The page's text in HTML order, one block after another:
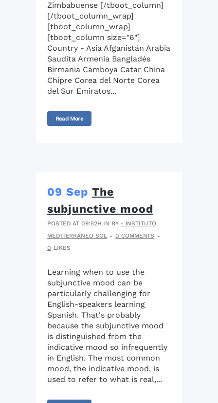
Zimbabuense [/tboot_column]
[/tboot_column_wrap]
[tboot_column_wrap]
[tboot_column size="6"]
Country - Asia Afganistán Arabia
Saudita Armenia Bangladés
Birmania Camboya Catar China
Chipre Corea del Norte Corea
del Sur Emiratos...
Read More
09 Sep The
subjunctive mood
POSTED AT 09:52H IN BY - INSTITUTO
MEDITERRÁNEO SOL
0 COMMENTS
0 LIKES
Learning when to use the
subjunctive mood can be
particularly challenging for
English-speakers learning
Spanish. That's probably
because the subjunctive mood
is distinguished from the
indicative mood so infrequently
in English. The most common
mood, the indicative mood, is
used to refer to what is real,...